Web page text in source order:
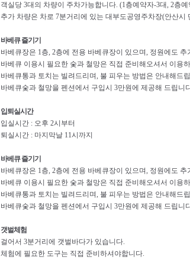
객실당 3대의 차량이 주차가능합니다. (1층예약자-3대, 2층예
추가 차량은 차로 7분거리에 있는 대부도공영주차장(안산
바베큐 즐기기
바베큐장은 1층, 2층에 전용 바베큐장이 있으며, 정원에도
바베큐 이용시 필요한 숯과 철망은 직접 준비해오셔서 이용
바베큐통과 토치는 빌려드리며, 불 피우는 방법은 안내해드
바베큐숯과 철망을 펜션에서 구입시 3만원에 제공해 드립니
입퇴실시간
입실시간 : 오후 2시부터
퇴실시간 : 마지막날 11시까지
바베큐 즐기기
바베큐장은 1층, 2층에 전용 바베큐장이 있으며, 정원에도
바베큐 이용시 필요한 숯과 철망은 직접 준비해오셔서 이용
바베큐통과 토치는 빌려드리며, 불 피우는 방법은 안내해드
바베큐숯과 철망을 펜션에서 구입시 3만원에 제공해 드립니
갯벌체험
걸어서 3분거리에 갯벌바다가 있습니다.
체험에 필요한 도구는 직접 준비하셔야합니다.